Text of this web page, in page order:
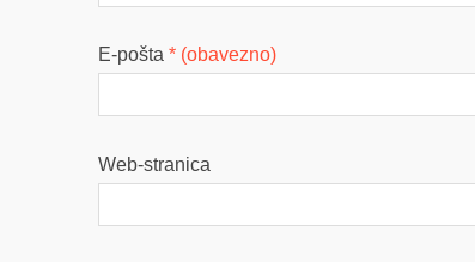
E-pošta * (obavezno)
Web-stranica